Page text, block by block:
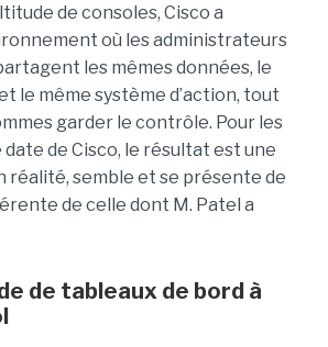
de consoles, Cisco a
où les administrateurs
les mêmes données, le
le même système d’action, tout
garder le contrôle. Pour les
de Cisco, le résultat est une
réalité, semble et se présente de
de celle dont M. Patel a
de tableaux de bord à